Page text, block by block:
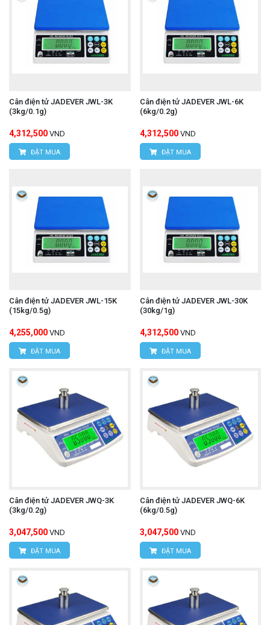
Cân điện tử JADEVER JWL-3K
(3kg/0.1g)
4,312,500 VND
ĐẶT MUA
Cân điện tử JADEVER JWL-6K
(6kg/0.2g)
4,312,500 VND
ĐẶT MUA
Cân điện tử JADEVER JWL-15K
(15kg/0.5g)
4,255,000 VND
ĐẶT MUA
Cân điện tử JADEVER JWL-30K
(30kg/1g)
4,312,500 VND
ĐẶT MUA
Cân điện tử JADEVER JWQ-3K
(3kg/0.2g)
3,047,500 VND
ĐẶT MUA
Cân điện tử JADEVER JWQ-6K
(6kg/0.5g)
3,047,500 VND
ĐẶT MUA